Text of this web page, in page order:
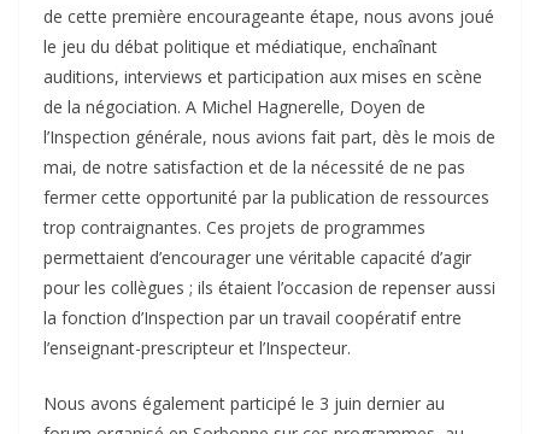
de cette première encourageante étape, nous avons joué
le jeu du débat politique et médiatique, enchaînant
auditions, interviews et participation aux mises en scène
de la négociation. A Michel Hagnerelle, Doyen de
l’Inspection générale, nous avions fait part, dès le mois de
mai, de notre satisfaction et de la nécessité de ne pas
fermer cette opportunité par la publication de ressources
trop contraignantes. Ces projets de programmes
permettaient d’encourager une véritable capacité d’agir
pour les collègues ; ils étaient l’occasion de repenser aussi
la fonction d’Inspection par un travail coopératif entre
l’enseignant-prescripteur et l’Inspecteur.
Nous avons également participé le 3 juin dernier au